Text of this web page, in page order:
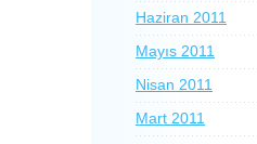
Haziran 2011
Mayıs 2011
Nisan 2011
Mart 2011